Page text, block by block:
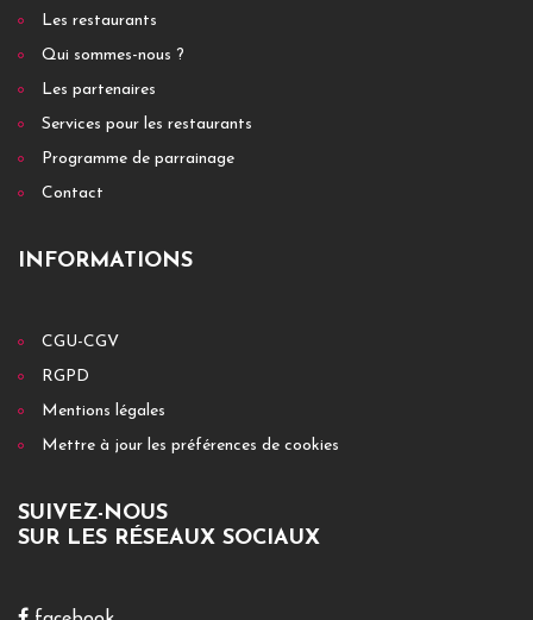
Les restaurants
Qui sommes-nous ?
Les partenaires
Services pour les restaurants
Programme de parrainage
Contact
INFORMATIONS
CGU-CGV
RGPD
Mentions légales
Mettre à jour les préférences de cookies
SUIVEZ-NOUS
SUR LES RÉSEAUX SOCIAUX